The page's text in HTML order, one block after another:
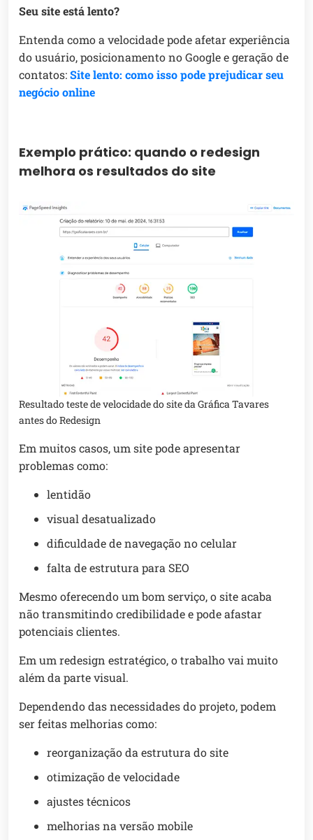
Seu site está lento?
Entenda como a velocidade pode afetar experiência
do usuário, posicionamento no Google e geração de
contatos:Site lento: como isso pode prejudicar seu
negócio online
Exemplo prático: quando o redesign
melhora os resultados do site
Resultado teste de velocidade do site da Gráfica Tavares
antes do Redesign
Em muitos casos, um site pode apresentar
problemas como:
lentidão
visual desatualizado
dificuldade de navegação no celular
falta de estrutura para SEO
Mesmo oferecendo um bom serviço, o site acaba
não transmitindo credibilidade e pode afastar
potenciais clientes.
Em um redesign estratégico, o trabalho vai muito
além da parte visual.
Dependendo das necessidades do projeto, podem
ser feitas melhorias como:
reorganização da estrutura do site
otimização de velocidade
ajustes técnicos
melhorias na versão mobile